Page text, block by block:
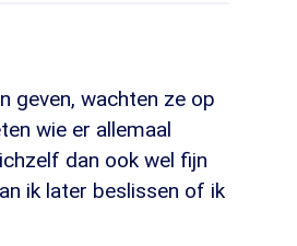
geven, wachten ze op
wie er allemaal
dan ook wel fijn
ik later beslissen of ik